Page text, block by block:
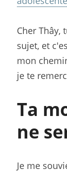
Cher Thây,
sujet, et
mon
je te
Ta
ne
Je me